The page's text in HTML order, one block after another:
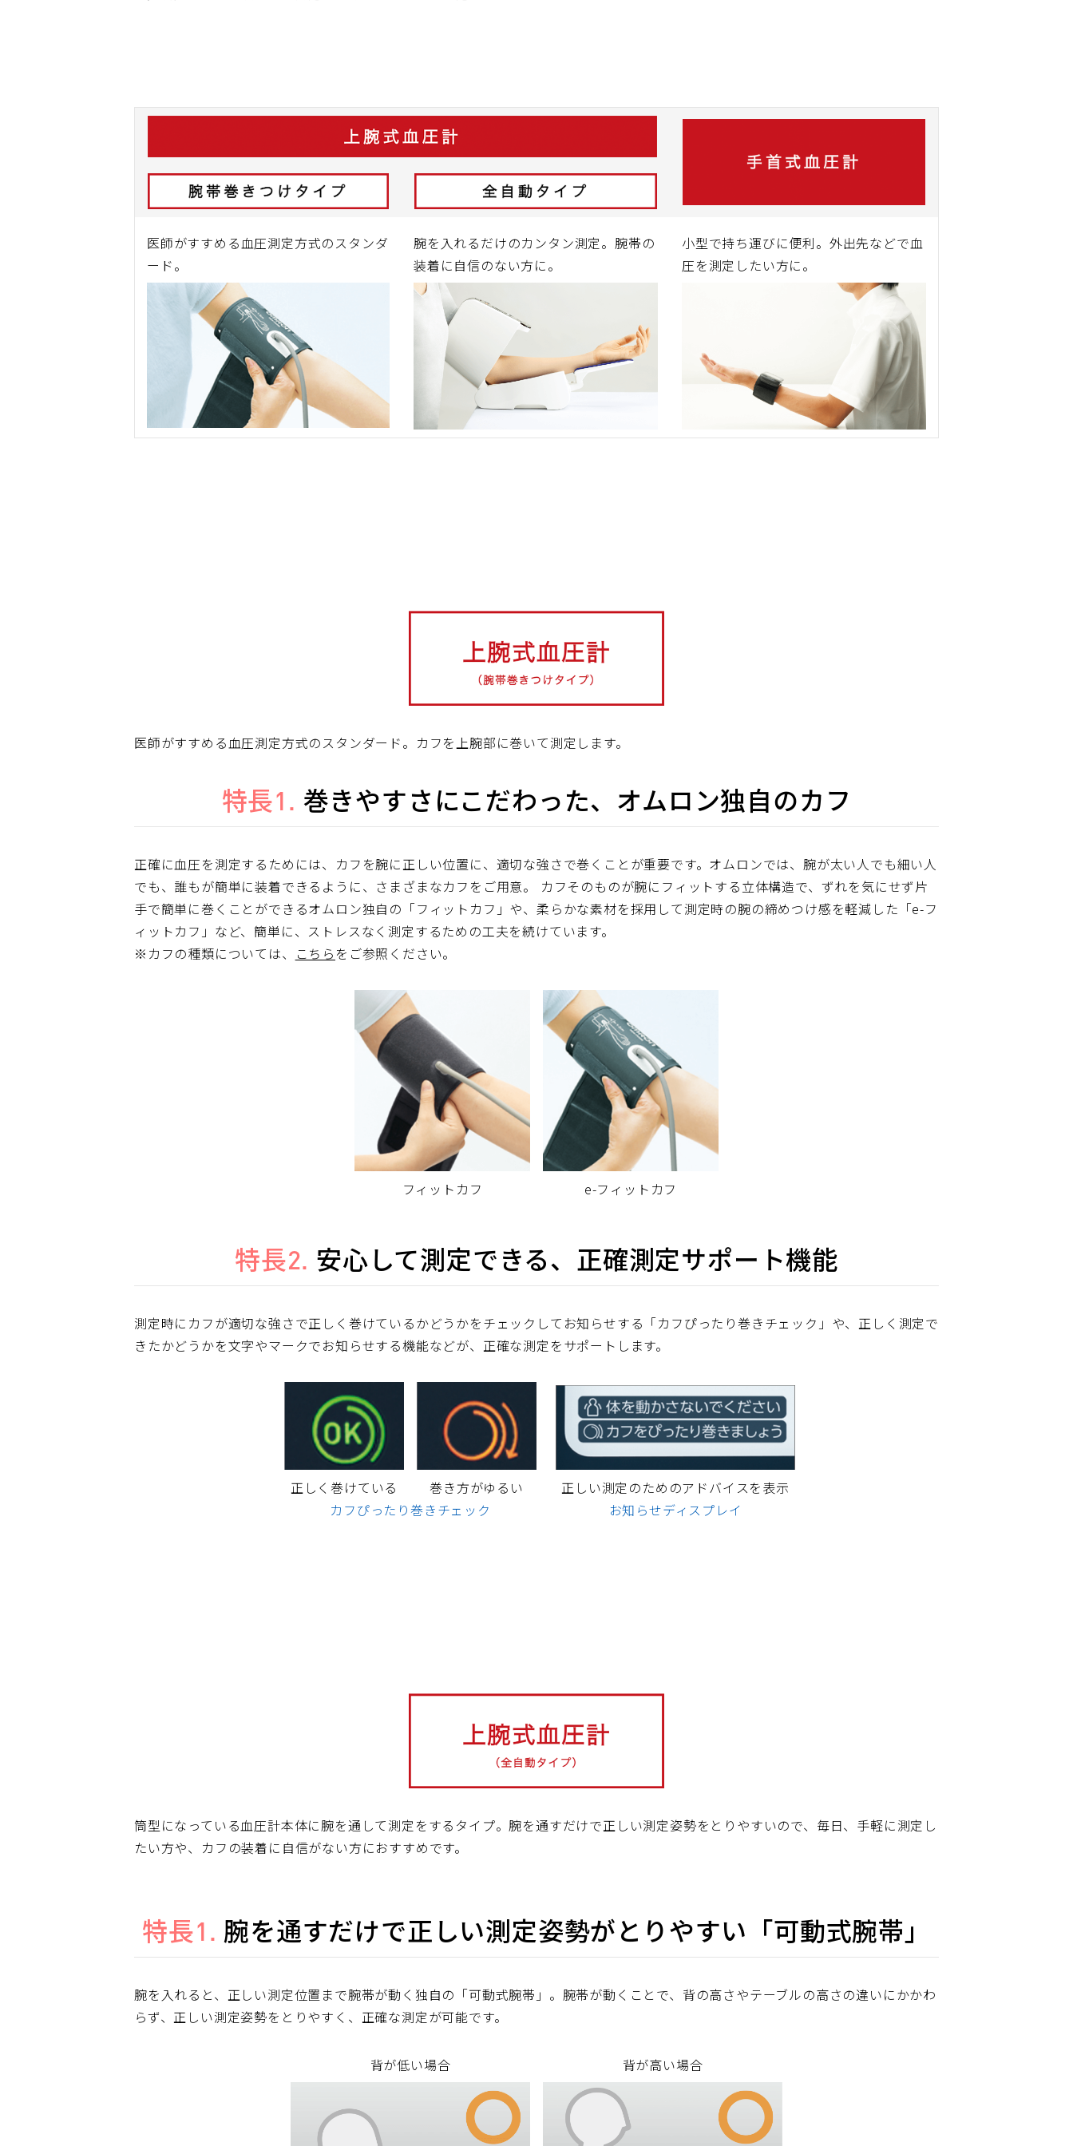
医師がすすめる血圧測定方式のスタンダ
ード。
腕を入れるだけのカンタン測定。腕帯の
装着に自信のない方に。
小型で持ち運びに便利。外出先などで血
圧を測定したい方に。
医師がすすめる血圧測定方式のスタンダード。カフを上腕部に巻いて測定します。
特長1. 巻きやすさにこだわった、オムロン独自のカフ
正確に血圧を測定するためには、カフを腕に正しい位置に、適切な強さで巻くことが重要です。オムロンでは、腕が太い人でも細い人
でも、誰もが簡単に装着できるように、さまざまなカフをご用意。 カフそのものが腕にフィットする立体構造で、ずれを気にせず片
手で簡単に巻くことができるオムロン独自の「フィットカフ」や、柔らかな素材を採用して測定時の腕の締めつけ感を軽減した「e-フ
ィットカフ」など、簡単に、ストレスなく測定するための工夫を続けています。
※カフの種類については、
こちら をご参照ください。
フィットカフ e-フィットカフ
特長2. 安心して測定できる、正確測定サポート機能
測定時にカフが適切な強さで正しく巻けているかどうかをチェックしてお知らせする「カフぴったり巻きチェック」や、正しく測定で
きたかどうかを文字やマークでお知らせする機能などが、正確な測定をサポートします。
正しく巻けている
巻き方がゆるい
カフぴったり巻きチェック
正しい測定のためのアドバイスを表示
お知らせディスプレイ
筒型になっている血圧計本体に腕を通して測定をするタイプ。腕を通すだけで正しい測定姿勢をとりやすいので、毎日、手軽に測定し
たい方や、カフの装着に自信がない方におすすめです。
特長1. 腕を通すだけで正しい測定姿勢がとりやすい「可動式腕帯」
腕を入れると、正しい測定位置まで腕帯が動く独自の「可動式腕帯」。腕帯が動くことで、背の高さやテーブルの高さの違いにかかわ
らず、正しい測定姿勢をとりやすく、正確な測定が可能です。
背が低い場合 背が高い場合